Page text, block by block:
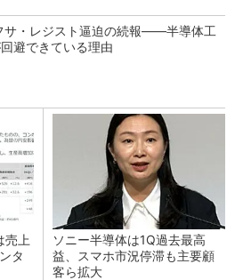
サ・レジスト逼迫の続報――半導体工
避できている理由
売上
タ
ソニー半導体は1Q過去最高
益、スマホ市況停滞も主要顧
客ら拡大